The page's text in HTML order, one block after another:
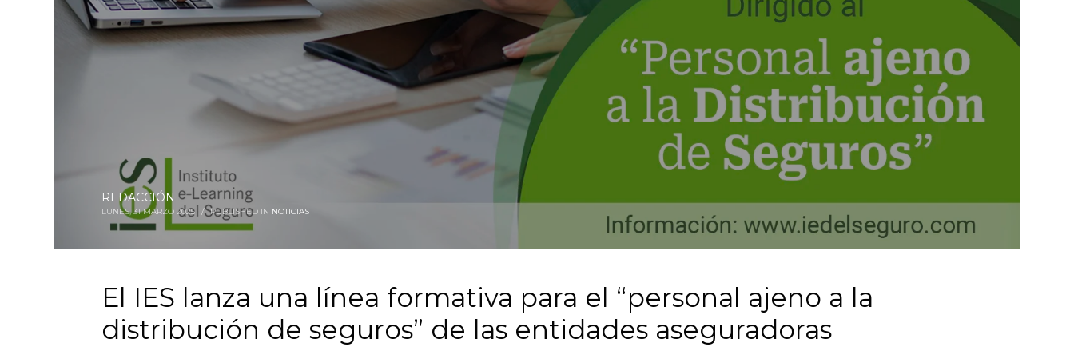
REDACCIÓN
LUNES, 31 MARZO 2025 / PUBLISHED IN NOTICIAS
El IES lanza una línea formativa para el “personal ajeno a la
distribución de seguros” de las entidades aseguradoras